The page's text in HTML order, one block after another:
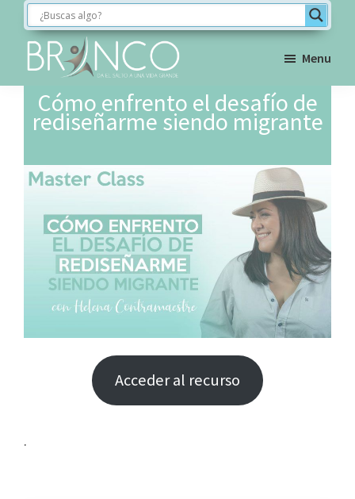
Saltar
navegación
principal
Saltar
contenido
Saltar
páginaFORMACIÓN
Menu
Cómo enfrento el desafío de
rediseñarme siendo migrante
Acceder al recurso
.